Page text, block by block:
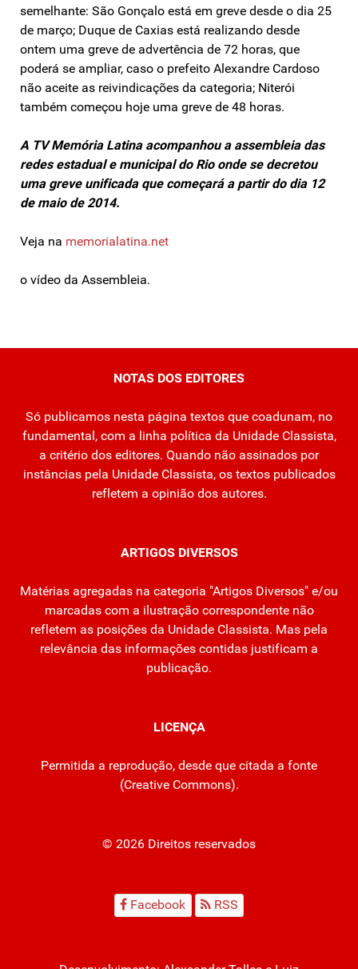
semelhante: São Gonçalo está em greve desde o dia 25
de março; Duque de Caxias está realizando desde
ontem uma greve de advertência de 72 horas, que
poderá se ampliar, caso o prefeito Alexandre Cardoso
não aceite as reivindicações da categoria; Niterói
também começou hoje uma greve de 48 horas.
A TV Memória Latina acompanhou a assembleia das
redes estadual e municipal do Rio onde se decretou
uma greve unificada que começará a partir do dia 12
de maio de 2014.
Veja na memorialatina.net
o vídeo da Assembleia.
NOTAS DOS EDITORES
Só publicamos nesta página textos que coadunam, no
fundamental, com a linha política da Unidade Classista,
a critério dos editores. Quando não assinados por
instâncias pela Unidade Classista, os textos publicados
refletem a opinião dos autores.
ARTIGOS DIVERSOS
Matérias agregadas na categoria "Artigos Diversos" e/ou
marcadas com a ilustração correspondente não
refletem as posições da Unidade Classista. Mas pela
relevância das informações contidas justificam a
publicação.
LICENÇA
Permitida a reprodução, desde que citada a fonte
(Creative Commons).
© 2026 Direitos reservados
Facebook RSS